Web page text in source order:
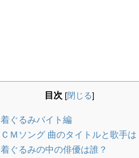
目次 [閉じる]
着ぐるみバイト編
ＣＭソング 曲のタイトルと歌手は
着ぐるみの中の俳優は誰？